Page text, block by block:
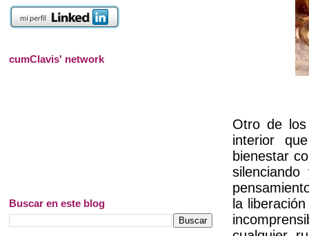
Otro de
interior
bienestar
la
cumClavis' network
Buscar en este blog